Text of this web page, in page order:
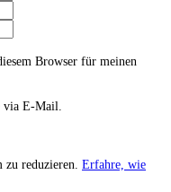
Browser für meinen
via E-Mail.
zu reduzieren. Erfahre, wie